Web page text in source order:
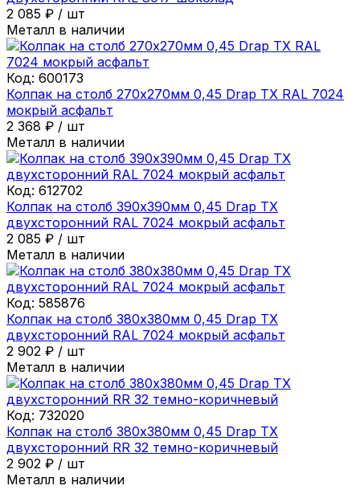
2 085 ₽ / шт
Металл в наличии
Код: 600173
Колпак на столб 270х270мм 0,45 Drap ТХ RAL 7024
мокрый асфальт
2 368 ₽ / шт
Металл в наличии
Код: 612702
Колпак на столб 390х390мм 0,45 Drap ТХ
двухсторонний RAL 7024 мокрый асфальт
2 085 ₽ / шт
Металл в наличии
Код: 585876
Колпак на столб 380х380мм 0,45 Drap ТХ
двухсторонний RAL 7024 мокрый асфальт
2 902 ₽ / шт
Металл в наличии
Код: 732020
Колпак на столб 380х380мм 0,45 Drap ТХ
двухсторонний RR 32 темно-коричневый
2 902 ₽ / шт
Металл в наличии